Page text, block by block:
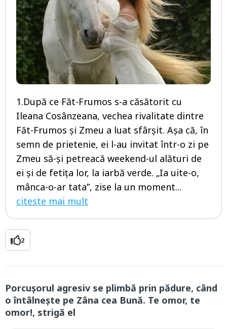
1.După ce Făt-Frumos s-a căsătorit cu
Ileana Cosânzeana, vechea rivalitate dintre
Făt-Frumos şi Zmeu a luat sfârşit. Aşa că, în
semn de prietenie, ei l-au invitat într-o zi pe
Zmeu să-şi petreacă weekend-ul alături de
ei şi de fetiţa lor, la iarbă verde. „Ia uite-o,
mânca-o-ar tata”, zise la un moment...
citeste mai mult
2
Porcuşorul agresiv se plimbă prin pădure, când
o întâlneşte pe Zâna cea Bună. Te omor, te
omor!, strigă el